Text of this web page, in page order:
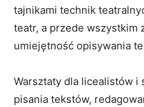
tajnikami technik
teatr, a przede wszystkim
umiejętność opisywania
Warsztaty dla licealistów i
pisania tekstów,